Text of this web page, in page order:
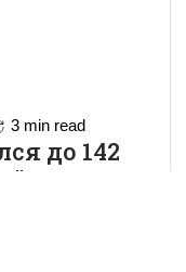
3 min read
до 142
"Индексе